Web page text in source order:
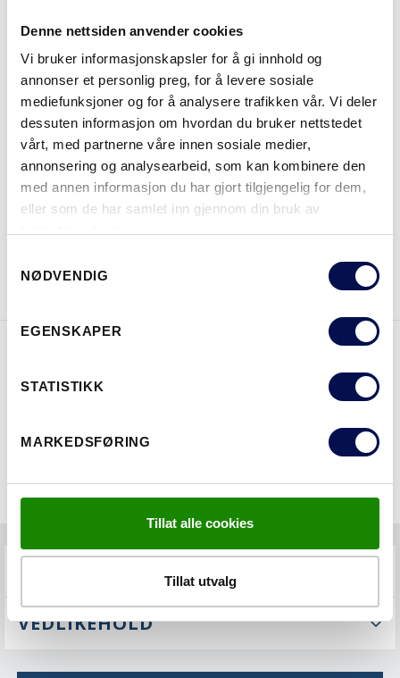
Denne nettsiden anvender cookies
Vi bruker informasjonskapsler for å gi innhold og
annonser et personlig preg, for å levere sosiale
mediefunksjoner og for å analysere trafikken vår. Vi deler
dessuten informasjon om hvordan du bruker nettstedet
vårt, med partnerne våre innen sosiale medier,
annonsering og analysearbeid, som kan kombinere den
med annen informasjon du har gjort tilgjengelig for dem,
eller som de har samlet inn gjennom din bruk av
Selection
NØDVENDIG
EGENSKAPER
STATISTIKK
MARKEDSFØRING
Tillat alle cookies
Tillat utvalg
STØRRELSER
HVOR KAN MAN KJØPE
KONTAKT OSS
VEDLIKEHOLD